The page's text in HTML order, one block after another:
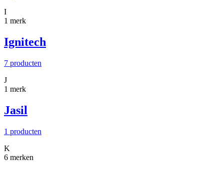
I
1 merk
Ignitech
7 producten
J
1 merk
Jasil
1 producten
K
6 merken